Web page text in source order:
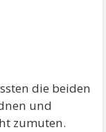
die beiden
und
zumuten.